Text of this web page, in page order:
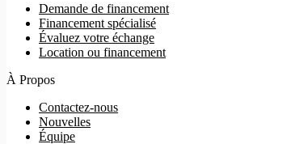
Demande de financement
Financement spécialisé
Évaluez votre échange
Location ou financement
À Propos
Contactez-nous
Nouvelles
Équipe